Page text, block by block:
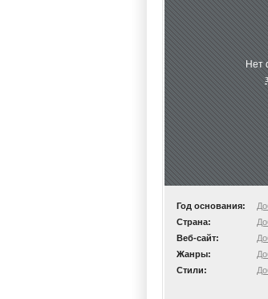
Нет
Год основания:
Страна:
Веб-сайт:
Жанры:
Стили: